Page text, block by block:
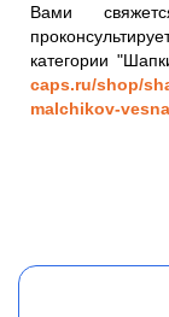
Вами
категории
caps.ru/shop/
malchikov-